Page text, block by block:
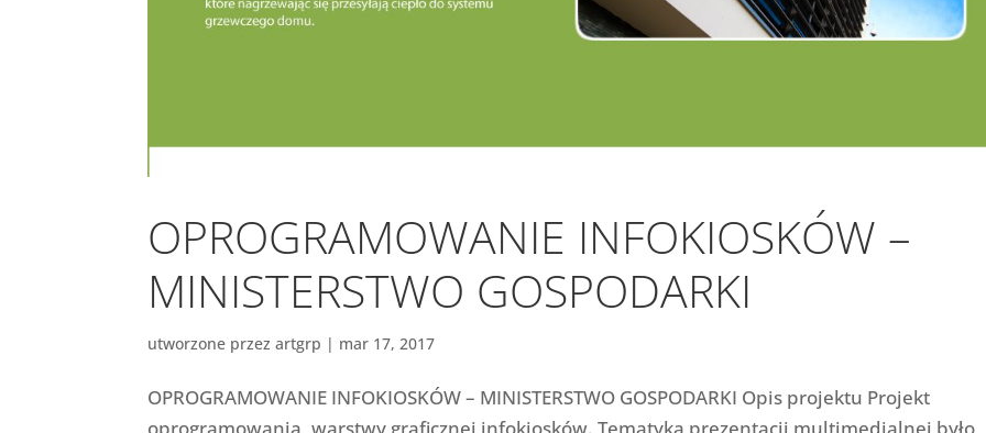
OPROGRAMOWANIE INFOKIOSKÓW –
MINISTERSTWO GOSPODARKI
utworzone przezartgrp | mar 17, 2017
OPROGRAMOWANIE INFOKIOSKÓW – MINISTERSTWO GOSPODARKI Opis projektu Projekt
oprogramowania, warstwy graficznej infokiosków. Tematyką prezentacji multimedialnej było